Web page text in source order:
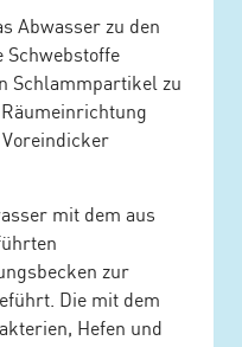
Abwasser zu den
Schwebstoffe
Schlammpartikel zu
mit dem aus
zur
Die mit dem
Hefen und